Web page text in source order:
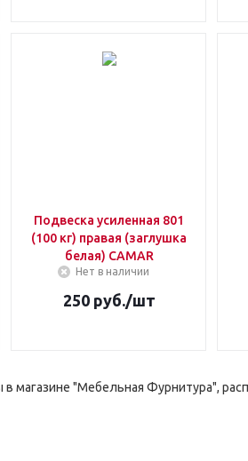
Подвеска усиленная 801
(100 кг) правая (заглушка
белая) CAMAR
Нет в наличии
250руб./шт
магазине "Мебельная Фурнитура",